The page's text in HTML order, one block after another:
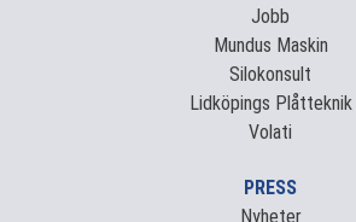
Jobb
Mundus Maskin
Silokonsult
Lidköpings Plåtteknik
Volati
PRESS
Nyheter